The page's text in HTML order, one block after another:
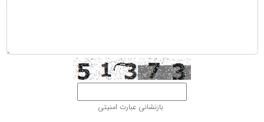
بازنشانی عبارت امنیتی